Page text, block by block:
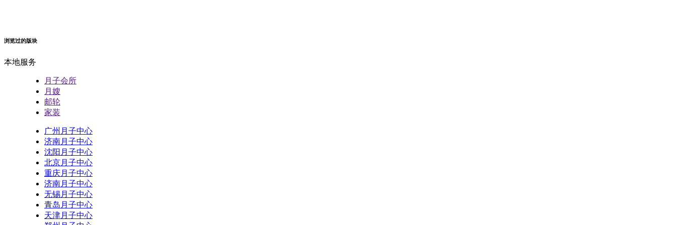
浏览过的版块
本地服务
月子会所
月嫂
邮轮
家装
广州月子中心
济南月子中心
沈阳月子中心
北京月子中心
重庆月子中心
济南月子中心
无锡月子中心
青岛月子中心
天津月子中心